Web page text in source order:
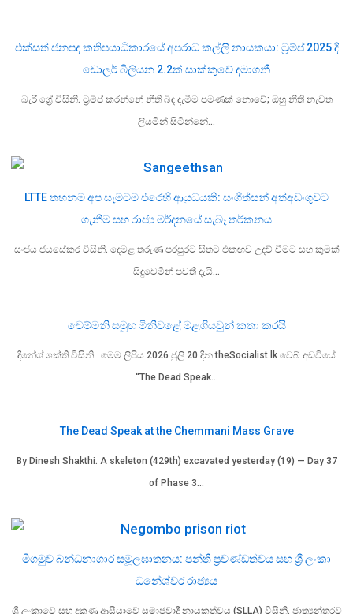
එක්සත් ජනපද කතිපයාධිකාරයේ අපරාධ කල්ලි නායකයා: ට්‍රම්ප් 2025 දී
ඩොලර් බිලියන 2.2ක් සාක්කුවේ දමාගනී
බැරී ග්‍රේ විසිනි. ට්‍රම්ප් කරන්නේ නීති බිඳ දැමීම පමණක් නොවේ; ඔහු නීති නැවත
ලියමින් සිටින්නේ…
LTTE තහනම අප සැමටම එරෙහි ආයුධයකි: සංගීත්සන් අත්අඩංගුවට
ගැනීම සහ රාජ්‍ය මර්දනයේ සැබෑ තර්කනය
සංජය ජයසේකර විසිනි. දෙමළ තරුණ පරපුරට සිතට එකඟව උදව් වීමට සහ කුමක්
සිදුවෙමින් පවතී දැයි…
චෙම්මනි සමූහ මිනීවළේ මළගියවුන් කතා කරයි
දිනේශ් ශක්ති විසිනි. මෙම ලිපිය 2026 ජුලි 20 දින theSocialist.lk වෙබ් අඩවියේ
“The Dead Speak…
The Dead Speak at the Chemmani Mass Grave
By Dinesh Shakthi. A skeleton (429th) excavated yesterday (19) — Day 37
of Phase 3…
මීගමුව බන්ධනාගාර සමූලඝාතනය: පන්ති ප්‍රචණ්ඩත්වය සහ ශ්‍රී ලංකා
ධනේශ්වර රාජ්‍යය
ශ්‍රී ලංකාවේ සහ දකුණු ආසියාවේ සමාජවාදී නායකත්වය (SLLA) විසිනි. ජාත්‍යන්තරව